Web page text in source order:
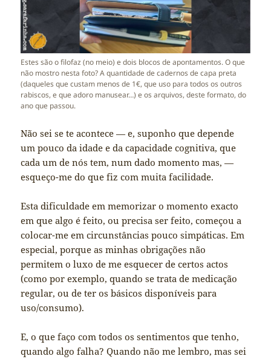
Estes são o filofaz (no meio) e dois blocos de apontamentos. O que
não mostro nesta foto? A quantidade de cadernos de capa preta
(daqueles que custam menos de 1€, que uso para todos os outros
rabiscos, e que adoro manusear…) e os arquivos, deste formato, do
ano que passou.
Não sei se te acontece — e, suponho que depende
um pouco da idade e da capacidade cognitiva, que
cada um de nós tem, num dado momento mas, —
esqueço-me do que fiz com muita facilidade.
Esta dificuldade em memorizar o momento exacto
em que algo é feito, ou precisa ser feito, começou a
colocar-me em circunstâncias pouco simpáticas. Em
especial, porque as minhas obrigações não
permitem o luxo de me esquecer de certos actos
(como por exemplo, quando se trata de medicação
regular, ou de ter os básicos disponíveis para
uso/consumo).
E, o que faço com todos os sentimentos que tenho,
quando algo falha? Quando não me lembro, mas sei